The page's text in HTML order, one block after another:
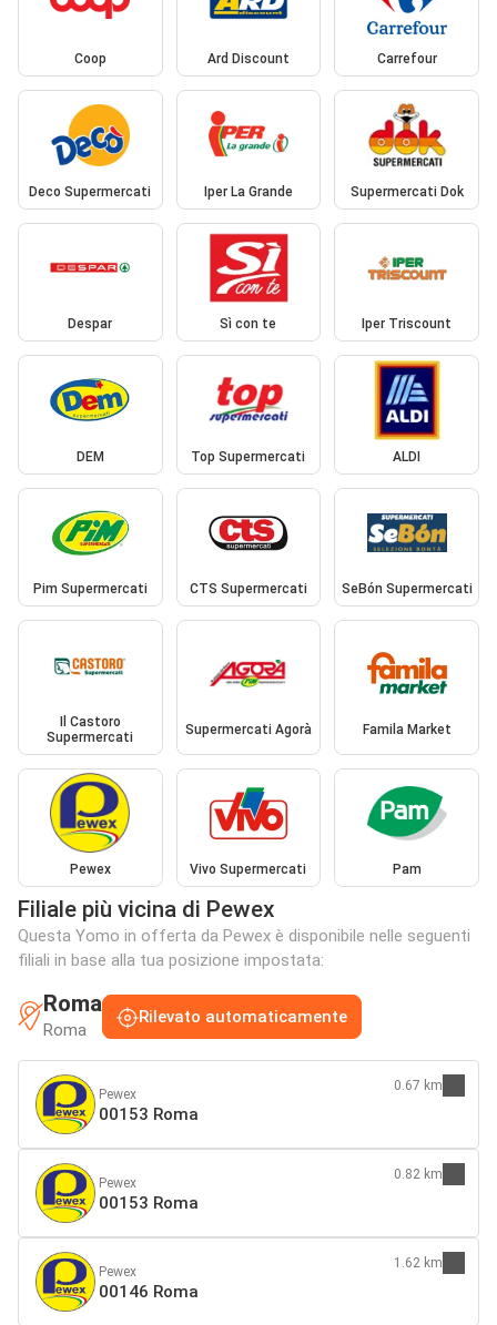
Coop Ard Discount Carrefour
Deco Supermercati Iper La Grande Supermercati Dok
Despar Sì con te Iper Triscount
DEM Top Supermercati ALDI
Pim Supermercati CTS Supermercati SeBón Supermercati
Il Castoro
Supermercati
Supermercati Agorà Famila Market
Pewex Vivo Supermercati Pam
Filiale più vicina di Pewex
Questa Yomo in offerta da Pewex è disponibile nelle seguenti
filiali in base alla tua posizione impostata:
Roma
Roma
Rilevato automaticamente
Pewex
00153 Roma
0.67 km
Pewex
00153 Roma
0.82 km
Pewex
00146 Roma
1.62 km